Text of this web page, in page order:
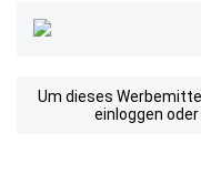
Um dieses
einloggen